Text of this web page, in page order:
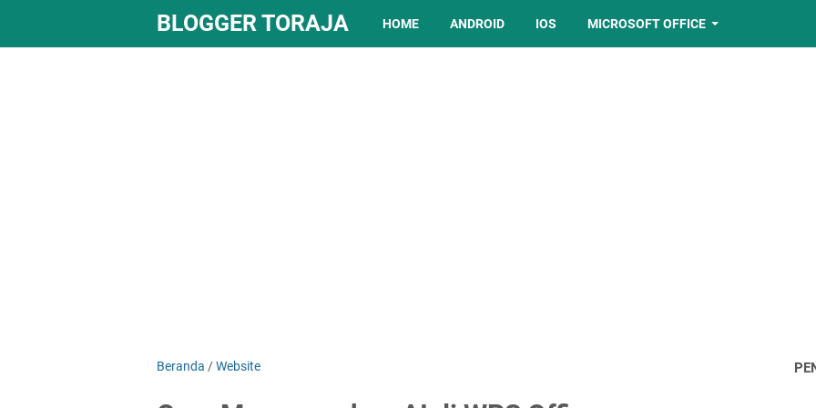
BLOGGER TORAJA HOME ANDROID IOS MICROSOFT OFFICE
Beranda /Website